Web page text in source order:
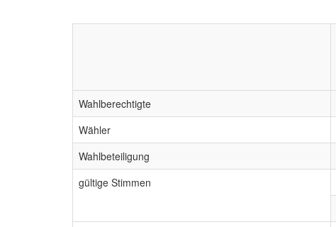
Wahlberechtigte
Wähler
Wahlbeteiligung
gültige Stimmen